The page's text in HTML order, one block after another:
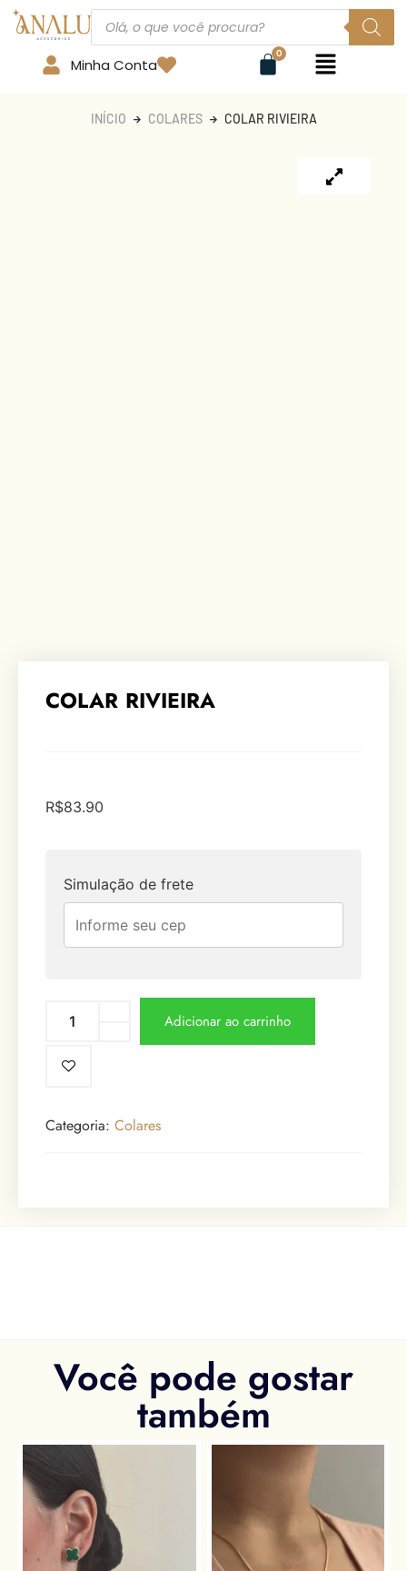
Minha Conta
INÍCIO COLARES COLAR RIVIEIRA
COLAR RIVIEIRA
R$83.90
Simulação de frete
Adicionar ao carrinho
Categoria: Colares
Você pode gostar
também